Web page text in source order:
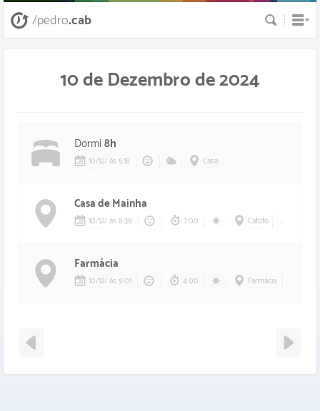
/pedro.cab Busca
10 de Dezembro de 2024
Dormi8h
10/12/ às 5:18 Casa
Casa de Mainha
10/12/às 8:39 7:00 Cafofo
Farmácia
10/12/ às 9:01 4:00 Farmácia